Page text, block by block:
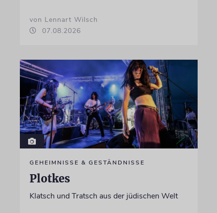
von Lennart Wilsch
07.08.2026
GEHEIMNISSE & GESTÄNDNISSE
Plotkes
Klatsch und Tratsch aus der jüdischen Welt